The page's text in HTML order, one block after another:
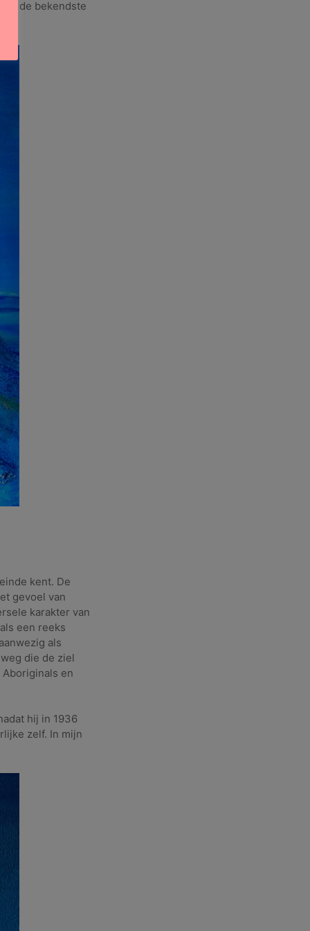
de bekendste
kent. De
gevoel van
karakter van
een reeks
als
die de ziel
en
hij in 1936
zelf. In mijn